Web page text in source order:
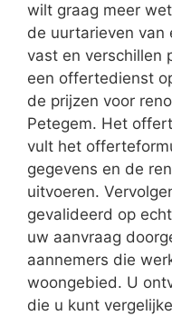
wilt graag meer
de uurtarieven van
vast en verschillen
een offertedienst
de prijzen voor
Petegem. Het
vult het
gegevens en de
uitvoeren.
gevalideerd op
uw aanvraag
aannemers die
woongebied. U
die u kunt